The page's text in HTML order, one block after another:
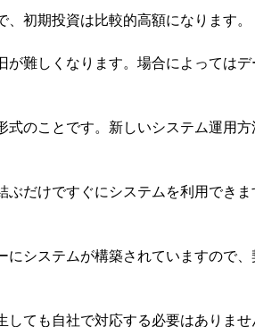
初期投資は比較的高額になります。
難しくなります。場合によっては
のことです。新しいシステム運用
だけですぐにシステムを利用でき
システムが構築されていますので
ても自社で対応する必要はありま